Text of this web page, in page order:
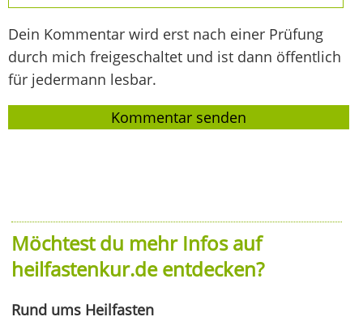
Dein Kommentar wird erst nach einer Prüfung
durch mich freigeschaltet und ist dann öffentlich
für jedermann lesbar.
Möchtest du mehr Infos auf
heilfastenkur.de entdecken?
Rund ums Heilfasten